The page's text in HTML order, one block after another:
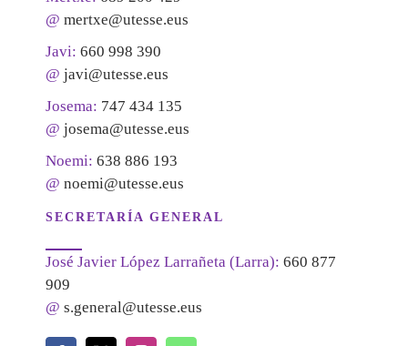
@ mertxe@utesse.eus
Javi: 660 998 390
@ javi@utesse.eus
Josema: 747 434 135
@ josema@utesse.eus
Noemi: 638 886 193
@ noemi@utesse.eus
SECRETARÍA GENERAL
José Javier López Larrañeta (Larra): 660 877
909
@ s.general@utesse.eus